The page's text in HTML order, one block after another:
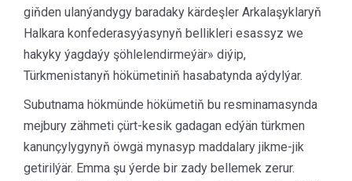
giňden ulanýandygy baradaky kärdeşler Arkalaşyklaryň
Halkara konfederasyýasynyň bellikleri esassyz we
hakyky ýagdaýy şöhlelendirmeýär» diýip,
Türkmenistanyň hökümetiniň hasabatynda aýdylýar.
Subutnama hökmünde hökümetiň bu resminamasynda
mejbury zähmeti çürt-kesik gadagan edýän türkmen
kanunçylygynyň öwgä mynasyp maddalary jikme-jik
getirilýär. Emma şu ýerde bir zady bellemek zerur.